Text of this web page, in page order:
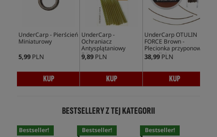
UnderCarp - Pierścień
Miniaturowy
5,99 PLN
KUP
UnderCarp -
Ochraniacz
Antysplątaniowy
54mm
9,89 PLN
KUP
UnderCarp OTULIN
FORCE Brown -
Plecionka przyponowa
w otulinie
38,99 PLN
KUP
BESTSELLERY Z TEJ KATEGORII
Bestseller! Bestseller! Bestseller!